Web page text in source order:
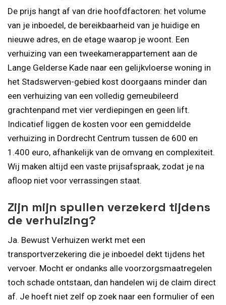
De prijs hangt af van drie hoofdfactoren: het volume
van je inboedel, de bereikbaarheid van je huidige en
nieuwe adres, en de etage waarop je woont. Een
verhuizing van een tweekamerappartement aan de
Lange Gelderse Kade naar een gelijkvloerse woning in
het Stadswerven-gebied kost doorgaans minder dan
een verhuizing van een volledig gemeubileerd
grachtenpand met vier verdiepingen en geen lift.
Indicatief liggen de kosten voor een gemiddelde
verhuizing in Dordrecht Centrum tussen de 600 en
1.400 euro, afhankelijk van de omvang en complexiteit.
Wij maken altijd een vaste prijsafspraak, zodat je na
afloop niet voor verrassingen staat.
Zijn mijn spullen verzekerd tijdens
de verhuizing?
Ja. Bewust Verhuizen werkt met een
transportverzekering die je inboedel dekt tijdens het
vervoer. Mocht er ondanks alle voorzorgsmaatregelen
toch schade ontstaan, dan handelen wij de claim direct
af. Je hoeft niet zelf op zoek naar een formulier of een